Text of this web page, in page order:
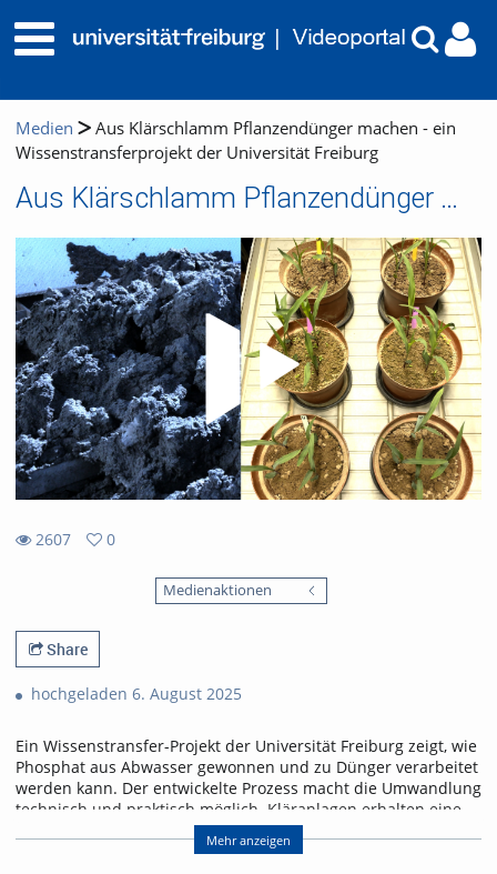
Medien
Aus Klärschlamm Pflanzendünger machen - ein
Wissenstransferprojekt der Universität Freiburg
Aus Klärschlamm Pflanzendünger machen - ein Wissenstransferprojekt der Universität Freiburg
2607
0
Medienaktionen
Share
hochgeladen 6. August 2025
Ein Wissenstransfer-Projekt der Universität Freiburg zeigt, wie
Phosphat aus Abwasser gewonnen und zu Dünger verarbeitet
werden kann. Der entwickelte Prozess macht die Umwandlung
technisch und praktisch möglich. Kläranlagen erhalten eine
Lösung, um der gesetzlichen Rückgewinnungspflicht ab 2029
frühzeitig nachzukommen.
Mehr anzeigen